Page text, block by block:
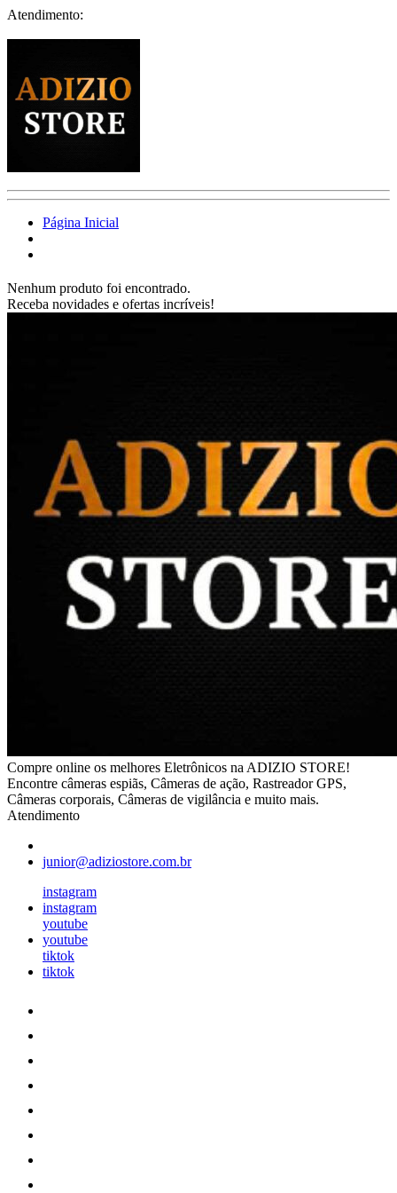
Atendimento:
Página Inicial
Nenhum produto foi encontrado.
Receba novidades e ofertas incríveis!
Compre online os melhores Eletrônicos na ADIZIO STORE!
Encontre câmeras espiãs, Câmeras de ação, Rastreador GPS,
Câmeras corporais, Câmeras de vigilância e muito mais.
Atendimento
junior@adiziostore.com.br
instagram
instagram
youtube
youtube
tiktok
tiktok